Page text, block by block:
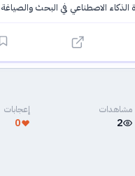
الاصطناعي في البحث
مشاهدات
2
إعجابات
0